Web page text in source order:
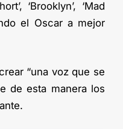
‘Brooklyn’, ‘Mad
el Oscar a mejor
“una voz que se
de esta manera los